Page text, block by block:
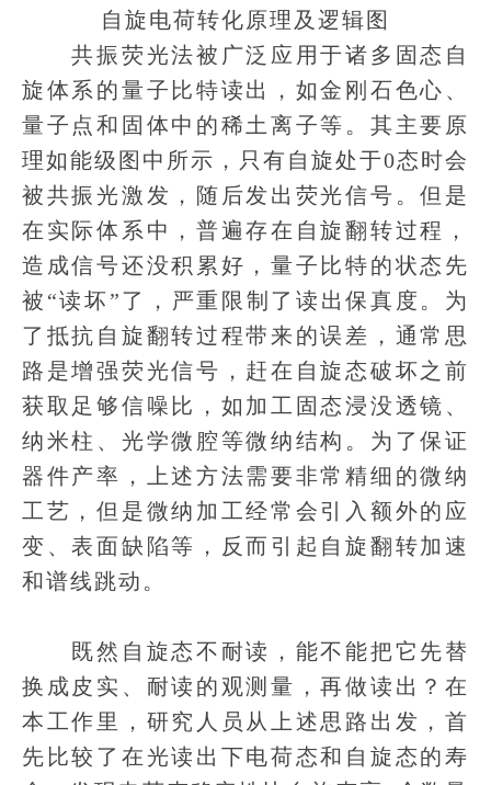
自旋电荷转化原理及逻辑图
共振荧光法被广泛应用于诸多固态自
旋体系的量子比特读出，如金刚石色心、
量子点和固体中的稀土离子等。其主要原
理如能级图中所示，只有自旋处于0态时会
被共振光激发，随后发出荧光信号。但是
在实际体系中，普遍存在自旋翻转过程，
造成信号还没积累好，量子比特的状态先
被“读坏”了，严重限制了读出保真度。为
了抵抗自旋翻转过程带来的误差，通常思
路是增强荧光信号，赶在自旋态破坏之前
获取足够信噪比，如加工固态浸没透镜、
纳米柱、光学微腔等微纳结构。为了保证
器件产率，上述方法需要非常精细的微纳
工艺，但是微纳加工经常会引入额外的应
变、表面缺陷等，反而引起自旋翻转加速
和谱线跳动。
既然自旋态不耐读，能不能把它先替
换成皮实、耐读的观测量，再做读出？在
本工作里，研究人员从上述思路出发，首
先比较了在光读出下电荷态和自旋态的寿